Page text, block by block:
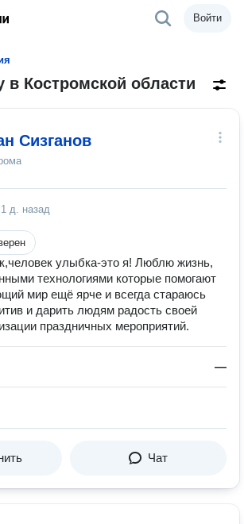
Войти
в Костромской области
Сизганов
1 д. назад
улыбка-это я! Люблю жизнь,
технологиями которые помогают
мир ещё ярче и всегда стараюсь
и дарить людям радость своей
праздничных мероприятий.
—
Чат